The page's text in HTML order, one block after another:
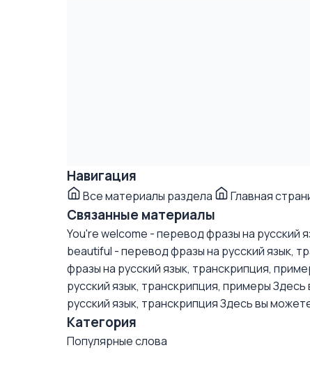
Навигация
Все материалы раздела Главная
Связанные материалы
You're welcome - перевод фразы на русский
beautiful - перевод фразы на русский язык,
фразы на русский язык, транскрипция,
русский язык, транскрипция, примерыЗдесь
русский язык, транскрипцияЗдесь вы
Категория
Популярные слова